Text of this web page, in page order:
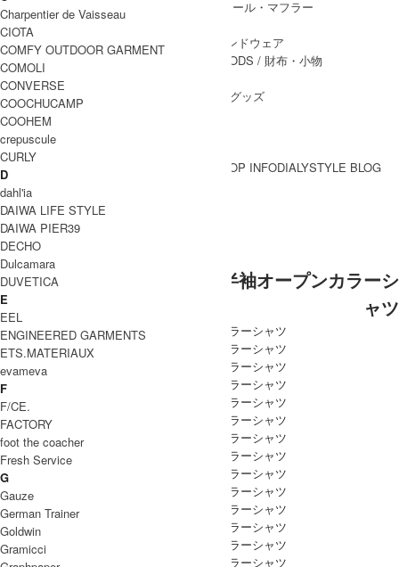
/ ストール・マフラー
LEG WEAR
HAND WEAR
/ 手袋・ハンドウェア
WALLET&GENERAL GOODS / 財布・小物
/ その他グッズ
BRAND一覧
BRAND一覧
SHOP INFODIALYSTYLE BLOG
COMOLI (コモリ)
COMOLI (コモリ) ZEBRA 半袖オープンカラーシ
ャツ
Charpentier de Vaisseau
CIOTA
COMFY OUTDOOR GARMENT
COMOLI
CONVERSE
COOCHUCAMP
COOHEM
crepuscule
CURLY
D
dahl'ia
DAIWA LIFE STYLE
DAIWA PIER39
DECHO
Dulcamara
DUVETICA
E
EEL
ENGINEERED GARMENTS
ETS.MATERIAUX
evameva
F
F/CE.
FACTORY
foot the coacher
Fresh Service
G
Gauze
German Trainer
Goldwin
Gramicci